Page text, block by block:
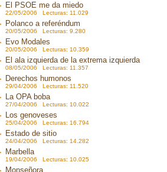
El PSOE me da miedo
22/05/2006 Lecturas: 11.029
Polanco a referéndum
20/05/2006 Lecturas: 9.280
Evo Modales
20/05/2006 Lecturas: 10.359
El ala izquierda de la extrema izquierda
08/05/2006 Lecturas: 11.357
Derechos humonos
29/04/2006 Lecturas: 11.520
La OPA boba
27/04/2006 Lecturas: 10.022
Los genoveses
25/04/2006 Lecturas: 16.794
Estado de sitio
24/04/2006 Lecturas: 14.282
Marbella
19/04/2006 Lecturas: 10.025
Monseñora